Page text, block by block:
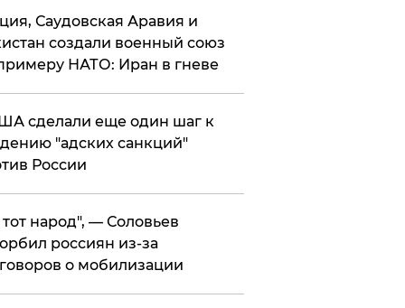
Саудовская Аравия и
создали военный союз
НАТО: Иран в гневе
сделали еще один шаг к
"адских санкций"
России
народ", — Соловьев
россиян из-за
о мобилизации